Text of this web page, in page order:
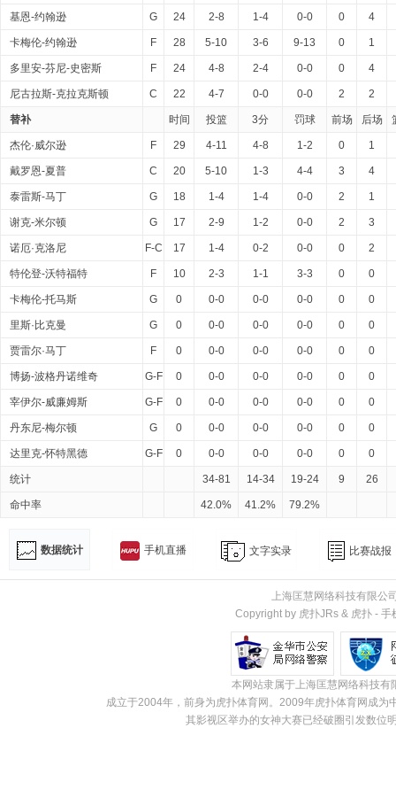
基恩-约翰逊 G 24 2-8 1-4 0-0 0 4
卡梅伦-约翰逊 F 28 5-10 3-6 9-13 0 1
多里安-芬尼-史密斯 F 24 4-8 2-4 0-0 0 4
尼古拉斯-克拉克斯顿 C 22 4-7 0-0 0-0 2 2
替补 时间 投篮 3分 罚球 前场 后场
杰伦·威尔逊 F 29 4-11 4-8 1-2 0 1
戴罗恩-夏普 C 20 5-10 1-3 4-4 3 4
泰雷斯-马丁 G 18 1-4 1-4 0-0 2 1
谢克-米尔顿 G 17 2-9 1-2 0-0 2 3
诺厄·克洛尼 F-C 17 1-4 0-2 0-0 0 2
特伦登-沃特福特 F 10 2-3 1-1 3-3 0 0
卡梅伦-托马斯 G 0 0-0 0-0 0-0 0 0
里斯·比克曼 G 0 0-0 0-0 0-0 0 0
贾雷尔·马丁 F 0 0-0 0-0 0-0 0 0
博扬-波格丹诺维奇 G-F 0 0-0 0-0 0-0 0 0
宰伊尔-威廉姆斯 G-F 0 0-0 0-0 0-0 0 0
丹东尼-梅尔顿 G 0 0-0 0-0 0-0 0 0
达里克-怀特黑德 G-F 0 0-0 0-0 0-0 0 0
统计 34-81 14-34 19-24 9 26
命中率 42.0% 41.2% 79.2%
数据统计 手机直播 文字实录 比赛战报
上海匡慧网络科技有限公
Copyright by 虎扑JRs & 虎扑 - 手
本网站隶属于上海匡慧网络科技
成立于2004年，前身为虎扑体育网。2009年虎扑体育网成
其影视区举办的女神大赛已经破圈引发数位